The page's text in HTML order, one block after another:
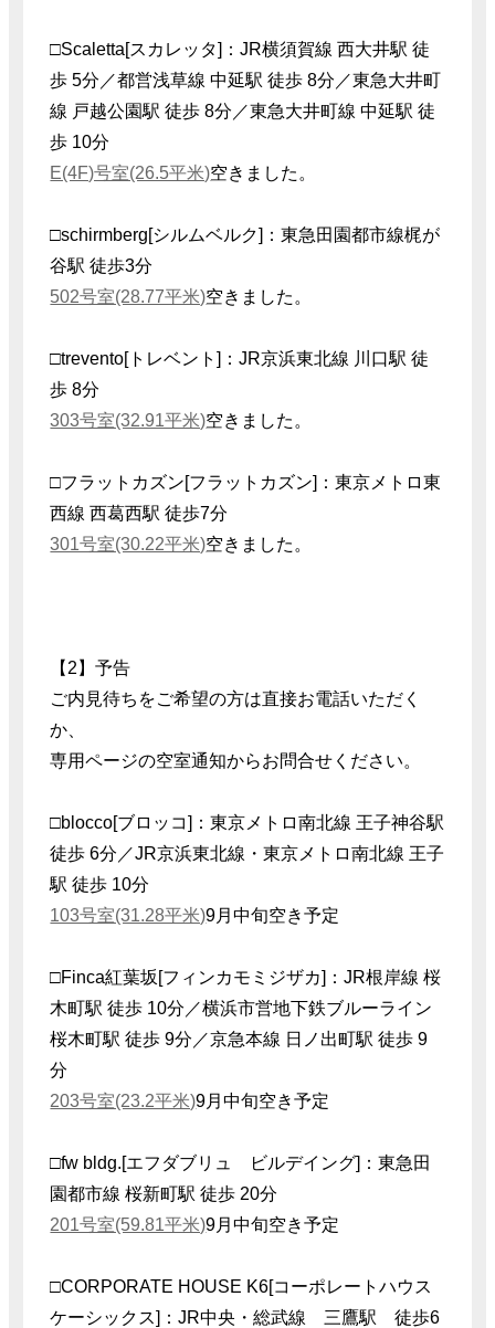
□Scaletta[スカレッタ]：JR横須賀線 西大井駅 徒
歩 5分／都営浅草線 中延駅 徒歩 8分／東急大井町
線 戸越公園駅 徒歩 8分／東急大井町線 中延駅 徒
歩 10分
E(4F)号室(26.5平米)空きました。
□schirmberg[シルムベルク]：東急田園都市線梶が
谷駅 徒歩3分
502号室(28.77平米)空きました。
□trevento[トレベント]：JR京浜東北線 川口駅 徒
歩 8分
303号室(32.91平米)空きました。
□フラットカズン[フラットカズン]：東京メトロ東
西線 西葛西駅 徒歩7分
301号室(30.22平米)空きました。
【2】予告
ご内見待ちをご希望の方は直接お電話いただく
か、
専用ページの空室通知からお問合せください。
□blocco[ブロッコ]：東京メトロ南北線 王子神谷駅
徒歩 6分／JR京浜東北線・東京メトロ南北線 王子
駅 徒歩 10分
103号室(31.28平米)9月中旬空き予定
□Finca紅葉坂[フィンカモミジザカ]：JR根岸線 桜
木町駅 徒歩 10分／横浜市営地下鉄ブルーライン
桜木町駅 徒歩 9分／京急本線 日ノ出町駅 徒歩 9
分
203号室(23.2平米)9月中旬空き予定
□fw bldg.[エフダブリュ ビルデイング]：東急田
園都市線 桜新町駅 徒歩 20分
201号室(59.81平米)9月中旬空き予定
□CORPORATE HOUSE K6[コーポレートハウス
ケーシックス]：JR中央・総武線 三鷹駅 徒歩6